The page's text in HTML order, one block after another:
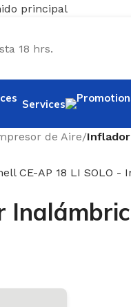
principal
18 hrs.
Services
de Aire/Inflador